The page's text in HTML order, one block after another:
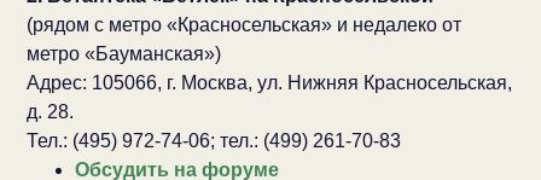
(рядом с метро «Красносельская» и недалеко от
метро «Бауманская»)
Адрес: 105066, г. Москва, ул. Нижняя Красносельская,
д. 28.
Тел.: (495) 972-74-06; тел.: (499) 261-70-83
Обсудить на форуме